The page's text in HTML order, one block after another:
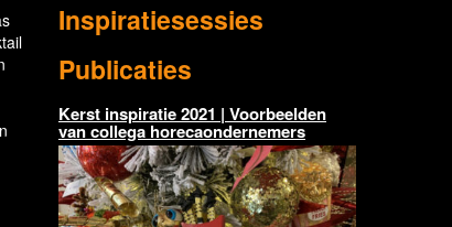
Inspiratiesessies
Publicaties
Kerst inspiratie 2021 | Voorbeelden
van collega horecaondernemers